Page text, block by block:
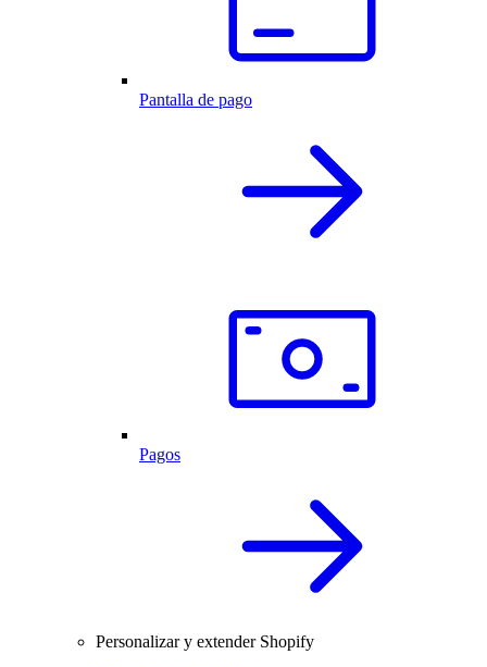
Pantalla de pago
Pagos
Personalizar y extender Shopify